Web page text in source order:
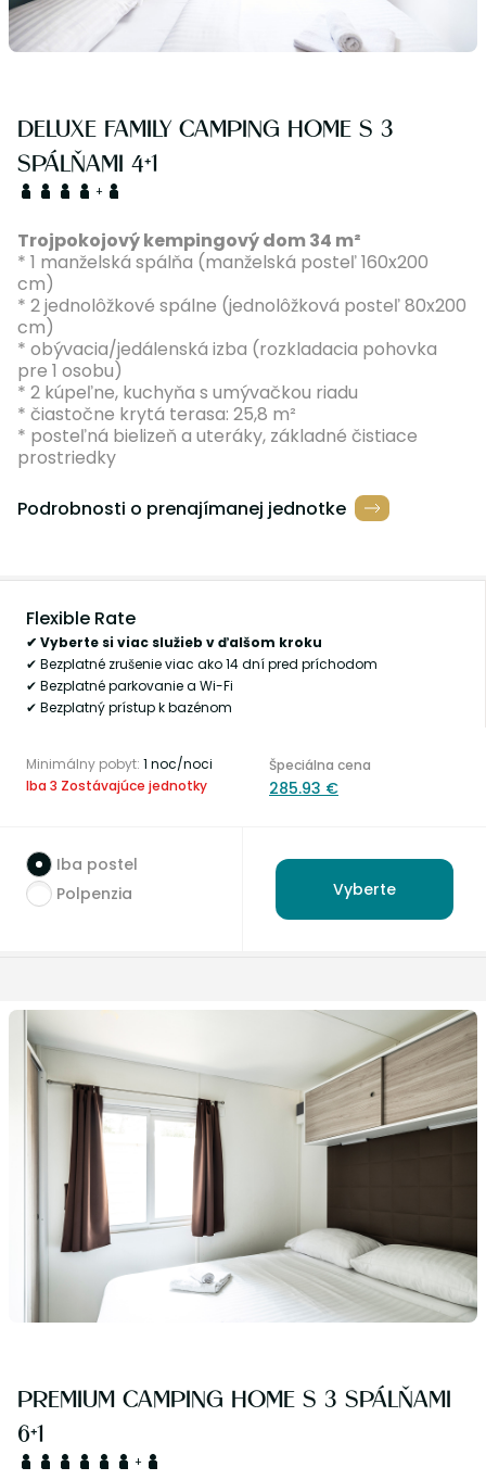
DELUXE FAMILY CAMPING HOME S 3
SPÁLŇAMI 4+1
+
Trojpokojový kempingový dom 34 m²
* 1 manželská spálňa (manželská posteľ 160x200
cm)
* 2 jednolôžkové spálne (jednolôžková posteľ 80x200
cm)
* obývacia/jedálenská izba (rozkladacia pohovka
pre 1 osobu)
* 2 kúpeľne, kuchyňa s umývačkou riadu
* čiastočne krytá terasa: 25,8 m²
* posteľná bielizeň a uteráky, základné čistiace
prostriedky
Podrobnosti o prenajímanej jednotke
Flexible Rate
✔ Vyberte si viac služieb v ďalšom kroku
✔ Bezplatné zrušenie viac ako 14 dní pred príchodom
✔ Bezplatné parkovanie a Wi-Fi
✔ Bezplatný prístup k bazénom
Minimálny pobyt: 1 noc/noci
Iba 3 Zostávajúce jednotky
Špeciálna cena
285.93 €
Iba postel
Polpenzia
Vyberte
PREMIUM CAMPING HOME S 3 SPÁLŇAMI
6+1
+